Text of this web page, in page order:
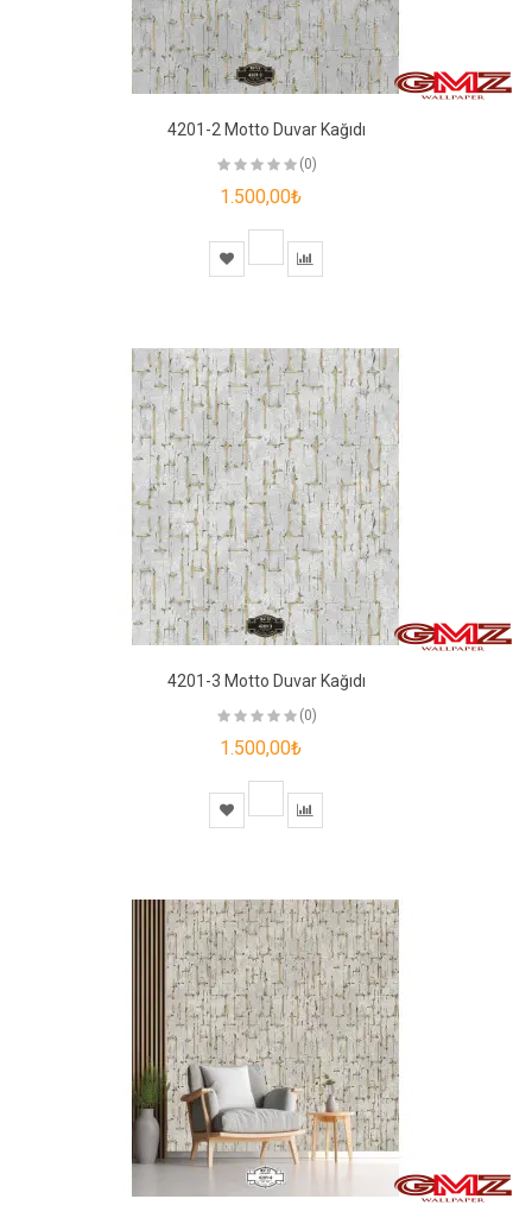
4201-2 Motto Duvar Kağıdı
(0)
1.500,00₺
4201-3 Motto Duvar Kağıdı
(0)
1.500,00₺